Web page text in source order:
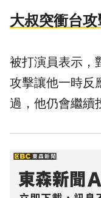
大叔突衝台
被打演員表示，
攻擊讓他一時反
過，他仍會繼續